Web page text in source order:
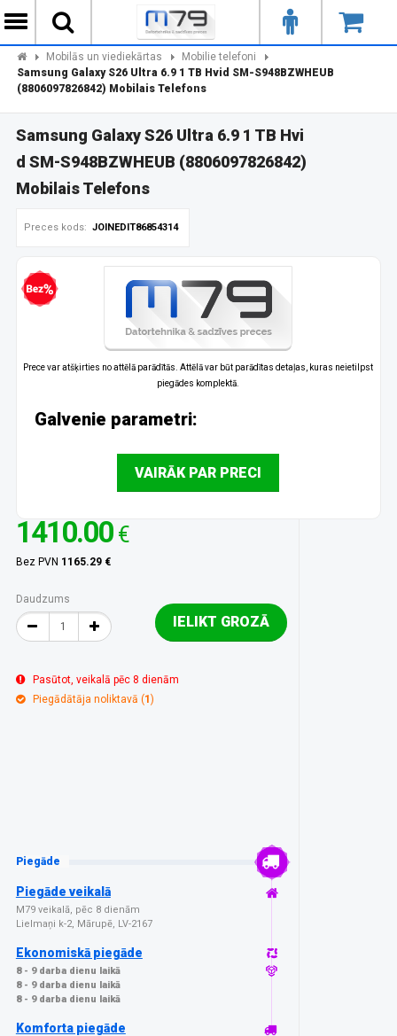
Mobilās un viediekārtas
Mobilie telefoni
Samsung Galaxy S26 Ultra 6.9 1 TB Hvid SM-S948BZWHEUB
(8806097826842) Mobilais Telefons
Samsung Galaxy S26 Ultra 6.9 1 TB Hvi
d SM-S948BZWHEUB (8806097826842)
Mobilais Telefons
Preces kods: JOINEDIT86854314
kredīts
Prece var atšķirties no attēlā parādītās. Attēlā var būt parādītas detaļas, kuras neietilpst
piegādes komplektā.
Galvenie parametri:
VAIRĀK PAR PRECI
1410.00 €
Bez PVN 1165.29 €
Daudzums
IELIKT GROZĀ
Pasūtot, veikalā pēc 8 dienām
Piegādātāja noliktavā (1 )
Piegāde
Piegāde veikalā
M79 veikalā, pēc 8 dienām
Lielmaņi k-2, Mārupē, LV-2167
Ekonomiskā piegāde
8 - 9 darba dienu laikā
8 - 9 darba dienu laikā
8 - 9 darba dienu laikā
Komforta piegāde